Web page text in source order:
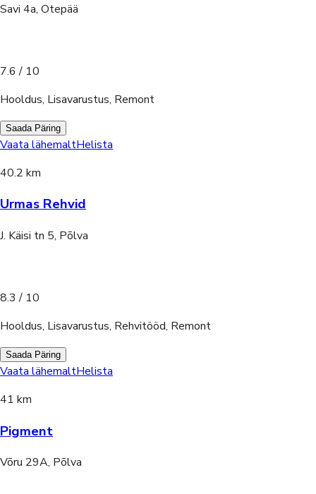
Savi 4a, Otepää
7.6 / 10
Hooldus, Lisavarustus, Remont
Saada Päring
Vaata lähemaltHelista
40.2 km
Urmas Rehvid
J. Käisi tn 5, Põlva
8.3 / 10
Hooldus, Lisavarustus, Rehvitööd, Remont
Saada Päring
Vaata lähemaltHelista
41 km
Pigment
Võru 29A, Põlva